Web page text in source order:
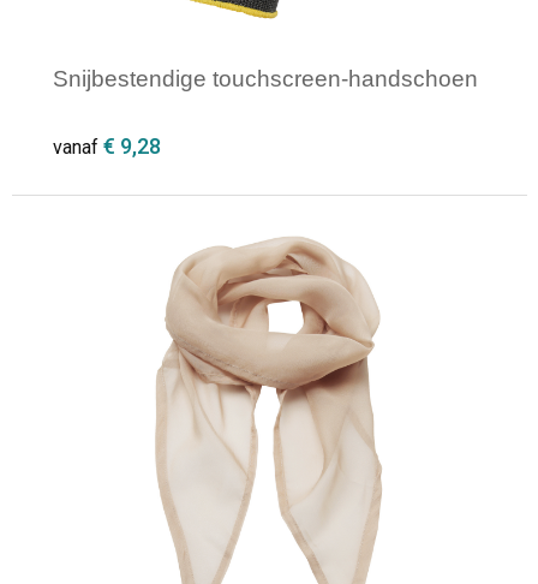
Snijbestendige touchscreen-handschoen
vanaf € 9,28
Minimale afname: 1